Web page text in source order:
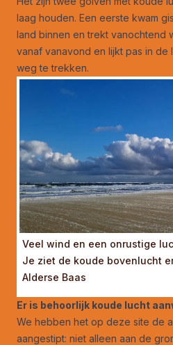
laag houden. Een eerste kwam
land binnen en trekt vanochtend
vanaf vanavond en lijkt pas in
weg te trekken.
Veel wind en een onrustige
Je ziet de koude bovenlucht
Alderse Baas
Er is behoorlijk koude lucht
We hebben het op deze site de
aangestipt: niet alleen aan de